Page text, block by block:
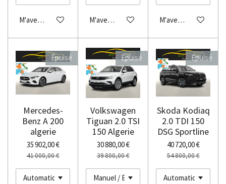
M'avertir si disponible M'avertir si disponible M'avertir si
Épuisé
Mercedes-
Benz A 200
algerie
35 902,00 €
41 000,00 €
Épuisé
Volkswagen
Tiguan 2.0 TSI
150 Algerie
30 880,00 €
39 800,00 €
Épuisé
Skoda Kodiaq
2.0 TDI 150
DSG Sportline
40 720,00 €
54 800,00 €